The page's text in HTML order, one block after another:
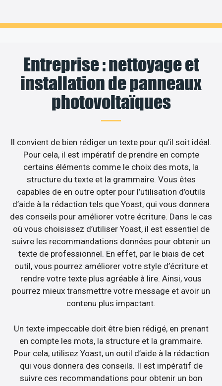
Entreprise : nettoyage et
installation de panneaux
photovoltaïques
Il convient de bien rédiger un texte pour qu’il soit idéal.
Pour cela, il est impératif de prendre en compte
certains éléments comme le choix des mots, la
structure du texte et la grammaire. Vous êtes
capables de en outre opter pour l’utilisation d’outils
d’aide à la rédaction tels que Yoast, qui vous donnera
des conseils pour améliorer votre écriture. Dans le cas
où vous choisissez d’utiliser Yoast, il est essentiel de
suivre les recommandations données pour obtenir un
texte de professionnel. En effet, par le biais de cet
outil, vous pourrez améliorer votre style d’écriture et
rendre votre texte plus agréable à lire. Ainsi, vous
pourrez mieux transmettre votre message et avoir un
contenu plus impactant.
Un texte impeccable doit être bien rédigé, en prenant
en compte les mots, la structure et la grammaire.
Pour cela, utilisez Yoast, un outil d’aide à la rédaction
qui vous donnera des conseils. Il est impératif de
suivre ces recommandations pour obtenir un bon